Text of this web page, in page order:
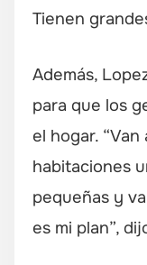
Tienen
Además,
para que los
el hogar.
habitaciones
pequeñas y
es mi plan”,